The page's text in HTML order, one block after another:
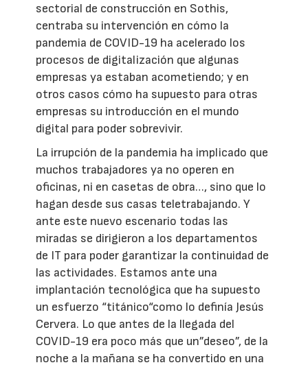
sectorial de construcción en Sothis,
centraba su intervención en cómo la
pandemia de COVID-19 ha acelerado los
procesos de digitalización que algunas
empresas ya estaban acometiendo; y en
otros casos cómo ha supuesto para otras
empresas su introducción en el mundo
digital para poder sobrevivir.
La irrupción de la pandemia ha implicado que
muchos trabajadores ya no operen en
oficinas, ni en casetas de obra…, sino que lo
hagan desde sus casas teletrabajando. Y
ante este nuevo escenario todas las
miradas se dirigieron a los departamentos
de IT para poder garantizar la continuidad de
las actividades. Estamos ante una
implantación tecnológica que ha supuesto
un esfuerzo “titánico“como lo definía Jesús
Cervera. Lo que antes de la llegada del
COVID-19 era poco más que un”deseo”, de la
noche a la mañana se ha convertido en una